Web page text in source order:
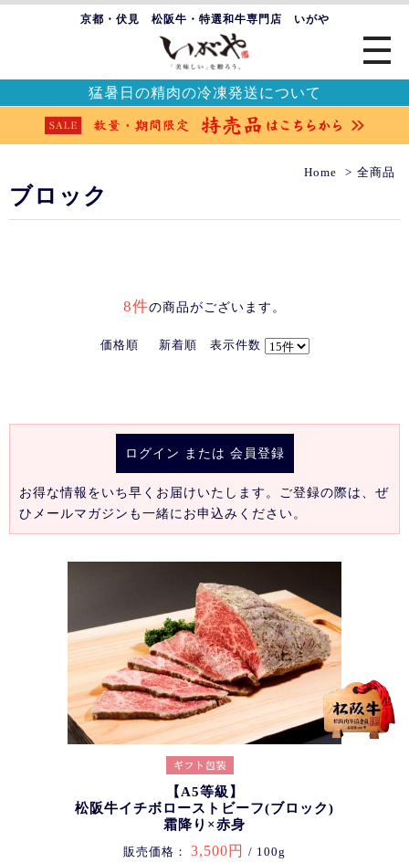
京都・伏見 松阪牛・特選和牛専門店 いがや
猛暑日の精肉の冷凍発送について
Home 全商品
ブロック
8件の商品がございます。
価格順 新着順 表示件数
ログイン または 会員登録
お得な情報をいち早くお届けいたします。ご登録の際は、ぜ
ひメールマガジンも一緒にお申込みください。
【A5等級】
松阪牛イチボローストビーフ(ブロック)
霜降り×赤身
販売価格： 3,500円 / 100g